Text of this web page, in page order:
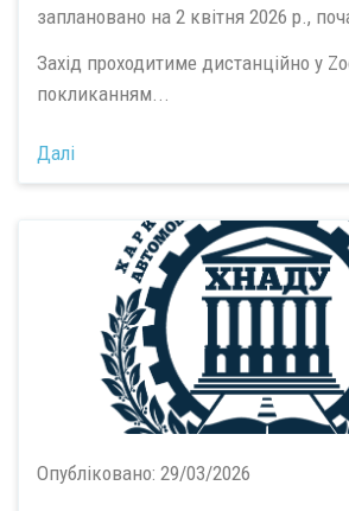
заплановано на 2 квітня 2026 р.,
Захід проходитиме дистанційно у
покликанням...
Далі
Опубліковано: 29/03/2026